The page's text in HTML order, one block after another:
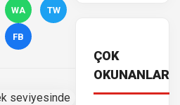
WA TW
FB
ÇOK
OKUNANLAR